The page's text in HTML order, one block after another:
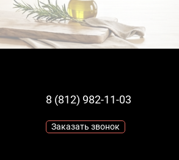
8 (812) 982-11-03
Заказать звонок